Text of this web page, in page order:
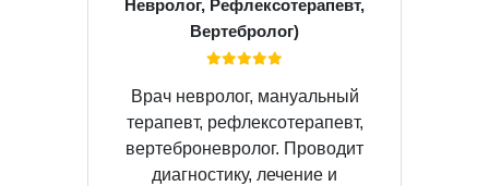
Невролог, Рефлексотерапевт,
Вертебролог)
Врач невролог, мануальный
терапевт, рефлексотерапевт,
вертеброневролог. Проводит
диагностику, лечение и